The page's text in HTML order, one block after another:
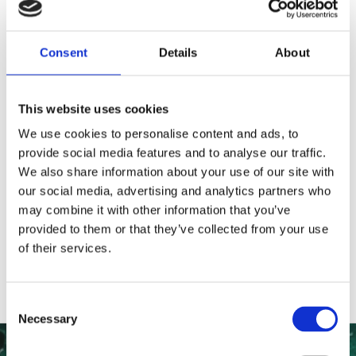
Consent Details About
This website uses cookies
We use cookies to personalise content and ads, to
provide social media features and to analyse our traffic.
We also share information about your use of our site with
our social media, advertising and analytics partners who
may combine it with other information that you’ve
provided to them or that they’ve collected from your use
of their services.
Selection
Necessary
Omdömen
Du